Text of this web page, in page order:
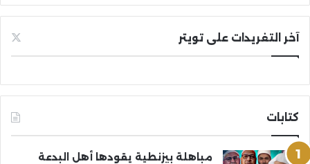
آخر التغريدات على تويتر
كتابات
مباهلة بيزنطية يقودها أهل البدعة